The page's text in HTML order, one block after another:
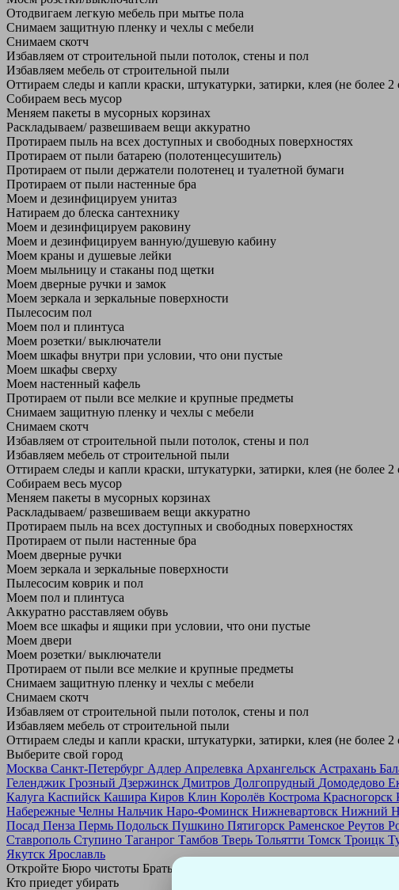
Отодвигаем легкую мебель при мытье пола
Снимаем защитную пленку и чехлы с мебели
Снимаем скотч
Избавляем от строительной пыли потолок, стены и пол
Избавляем мебель от строительной пыли
Оттираем следы и капли краски, штукатурки, затирки, клея (не более
Собираем весь мусор
Меняем пакеты в мусорных корзинах
Раскладываем/ развешиваем вещи аккуратно
Протираем пыль на всех доступных и свободных поверхностях
Протираем от пыли батарею (полотенцесушитель)
Протираем от пыли держатели полотенец и туалетной бумаги
Протираем от пыли настенные бра
Моем и дезинфицируем унитаз
Натираем до блеска сантехнику
Моем и дезинфицируем раковину
Моем и дезинфицируем ванную/душевую кабину
Моем краны и душевые лейки
Моем мыльницу и стаканы под щетки
Моем дверные ручки и замок
Моем зеркала и зеркальные поверхности
Пылесосим пол
Моем пол и плинтуса
Моем розетки/ выключатели
Моем шкафы внутри при условии, что они пустые
Моем шкафы сверху
Моем настенный кафель
Протираем от пыли все мелкие и крупные предметы
Снимаем защитную пленку и чехлы с мебели
Снимаем скотч
Избавляем от строительной пыли потолок, стены и пол
Избавляем мебель от строительной пыли
Оттираем следы и капли краски, штукатурки, затирки, клея (не более
Собираем весь мусор
Меняем пакеты в мусорных корзинах
Раскладываем/ развешиваем вещи аккуратно
Протираем пыль на всех доступных и свободных поверхностях
Протираем от пыли настенные бра
Моем дверные ручки
Моем зеркала и зеркальные поверхности
Пылесосим коврик и пол
Моем пол и плинтуса
Аккуратно расставляем обувь
Моем все шкафы и ящики при условии, что они пустые
Моем двери
Моем розетки/ выключатели
Протираем от пыли все мелкие и крупные предметы
Снимаем защитную пленку и чехлы с мебели
Снимаем скотч
Избавляем от строительной пыли потолок, стены и пол
Избавляем мебель от строительной пыли
Оттираем следы и капли краски, штукатурки, затирки, клея (не более
Выберите свой город
Москва Санкт-Петербург Адлер Апрелевка Архангельск Астрахань
Геленджик Грозный Дзержинск Дмитров Долгопрудный Домодедово
Калуга Каспийск Кашира Киров Клин Королёв Кострома Красногорск
Набережные Челны Нальчик Наро-Фоминск Нижневартовск Нижний
Посад Пенза Пермь Подольск Пушкино Пятигорск Раменское Реутов
Ставрополь Ступино Таганрог Тамбов Тверь Тольятти Томск Троицк
Якутск Ярославль
Откройте Бюро чистоты Братьев Чистовых в своем городе по
Кто приедет убирать